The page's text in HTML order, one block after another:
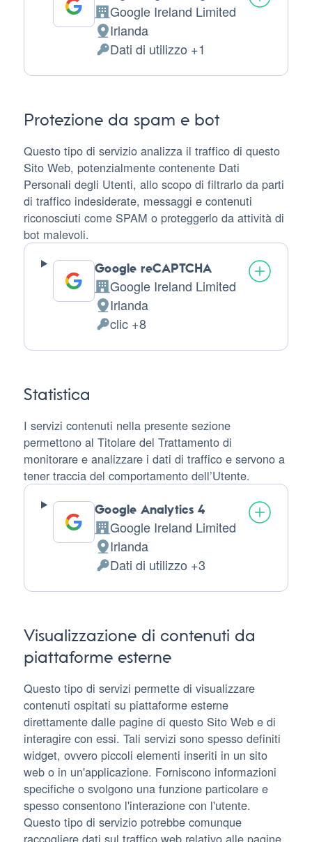
Azienda:
Google Ireland Limited
Luogo
del
trattamento:
Irlanda
Dati
Personali
Dati di utilizzo +1
Protezione da spam e bot
Questo tipo di servizio analizza il traffico di questo
Sito Web, potenzialmente contenente Dati
Personali degli Utenti, allo scopo di filtrarlo da parti
di traffico indesiderate, messaggi e contenuti
riconosciuti come SPAM o proteggerlo da attività di
bot malevoli.
Google reCAPTCHA
Azienda:
Google Ireland Limited
Luogo
del
trattamento:
Irlanda
Dati
Personali
clic +8
Statistica
I servizi contenuti nella presente sezione
permettono al Titolare del Trattamento di
monitorare e analizzare i dati di traffico e servono a
tener traccia del comportamento dell’Utente.
Google Analytics 4
Azienda:
Google Ireland Limited
Luogo
del
trattamento:
Irlanda
Dati
Personali
Dati di utilizzo +3
Visualizzazione di contenuti da
piattaforme esterne
Questo tipo di servizi permette di visualizzare
contenuti ospitati su piattaforme esterne
direttamente dalle pagine di questo Sito Web e di
interagire con essi. Tali servizi sono spesso definiti
widget, ovvero piccoli elementi inseriti in un sito
web o in un'applicazione. Forniscono informazioni
specifiche o svolgono una funzione particolare e
spesso consentono l'interazione con l'utente.
Questo tipo di servizio potrebbe comunque
raccogliere dati sul traffico web relativo alle pagine